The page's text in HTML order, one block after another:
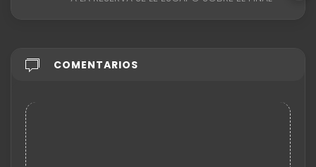
COMENTARIOS